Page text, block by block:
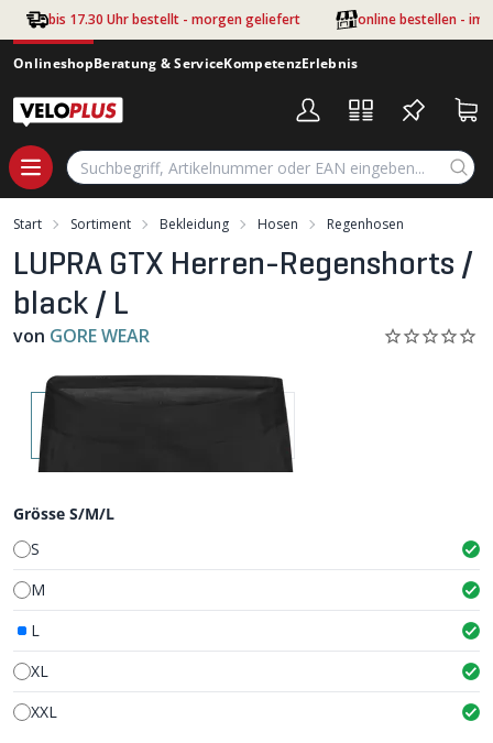
Zum Hauptinhalt springen
bis 17.30 Uhr bestellt - morgen geliefert online bestellen - im
OnlineshopBeratung & ServiceKompetenzErlebnis
Start Sortiment Bekleidung Hosen Regenhosen
LUPRA GTX Herren-Regenshorts /
black / L
von GORE WEAR
Grösse S/M/L
S
M
L
XL
XXL